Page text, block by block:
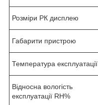
Розміри РК дисплею
Габарити пристрою
Температура експлуатації
Відносна вологість
експлуатації RH%